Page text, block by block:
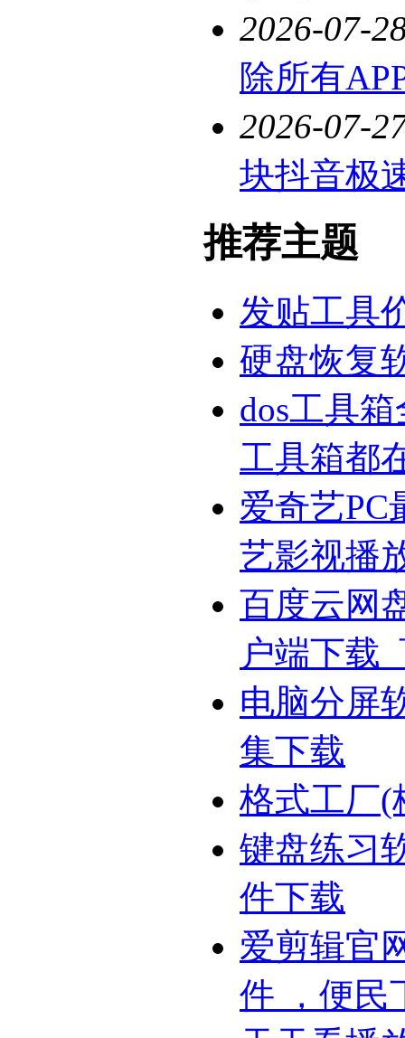
2026-07-
除所有
2026-07-
块抖音极
推荐主题
发贴工具
硬盘恢复
dos工具
工具箱都
爱奇艺PC
艺影视播
百度云网
户端下载
电脑分屏
集下载
格式工厂(
键盘练习
件下载
爱剪辑官
件 ，便民